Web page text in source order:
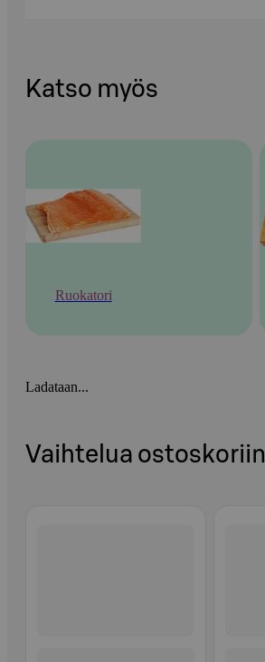
Katso myös
Ruokatori
Ladataan...
Vaihtelua ostoskoriin